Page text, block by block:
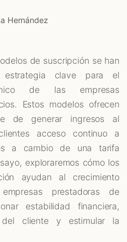
Hernández
de suscripción se han
clave para el
de las empresas
Estos modelos ofrecen
de generar ingresos al
acceso continuo a
a cambio de una tarifa
exploraremos cómo los
ayudan al crecimiento
prestadoras de
estabilidad financiera,
cliente y estimular la